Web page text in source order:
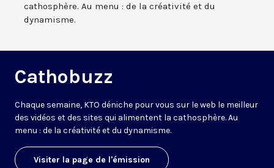
cathosphère. Au menu : de la créativité et du
dynamisme.
Cathobuzz
Chaque semaine, KTO déniche pour vous sur le web le meilleur
des vidéos et des sites qui alimentent la cathosphère. Au
menu : de la créativité et du dynamisme.
Visiter la page de l'émission